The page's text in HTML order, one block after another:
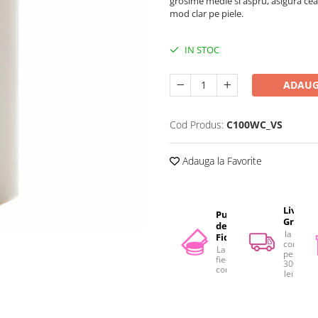
mod clar pe piele.
IN STOC
Cod Produs: C100WC_VS
Adauga la Favorite
Puncte
de
Fidelitate
La
fiecare
comandă
Livrare
Gratuită
la
comenzi
peste
300
lei